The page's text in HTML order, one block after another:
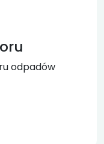
odpadów